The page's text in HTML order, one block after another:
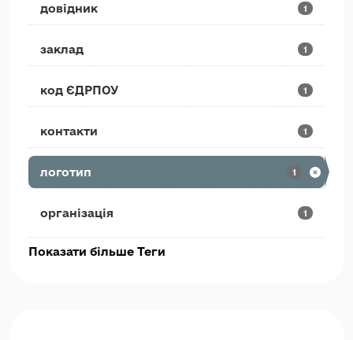
довідник 1
заклад 1
код ЄДРПОУ 1
контакти 1
логотип 1
організація 1
Показати більше Теги